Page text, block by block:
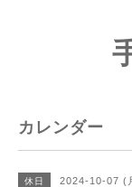
カレンダー
休日 2024-10-07 (